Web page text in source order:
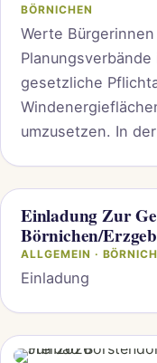
BÖRNICHEN
Werte
gesetzliche
umzusetzen. In
Vorranggebiete
haben wir uns –
Börnichen und
Einladung Zur
Börnichen/
ALLGEMEIN ·
Einladung